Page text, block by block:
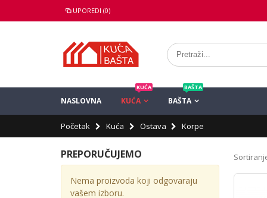
UPOREDI (0)
NASLOVNA KUĆA
KUĆA
BAŠTA
BAŠTA
Početak Kuća Ostava Korpe
PREPORUČUJEMO
Nema proizvoda koji odgovaraju
vašem izboru.